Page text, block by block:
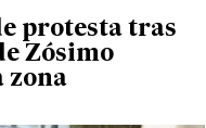
protesta tras
Zósimo
zona